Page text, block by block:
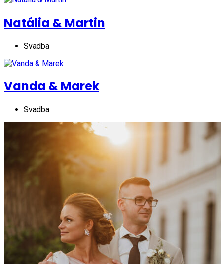
Natália & Martin
Svadba
Vanda & Marek
Svadba